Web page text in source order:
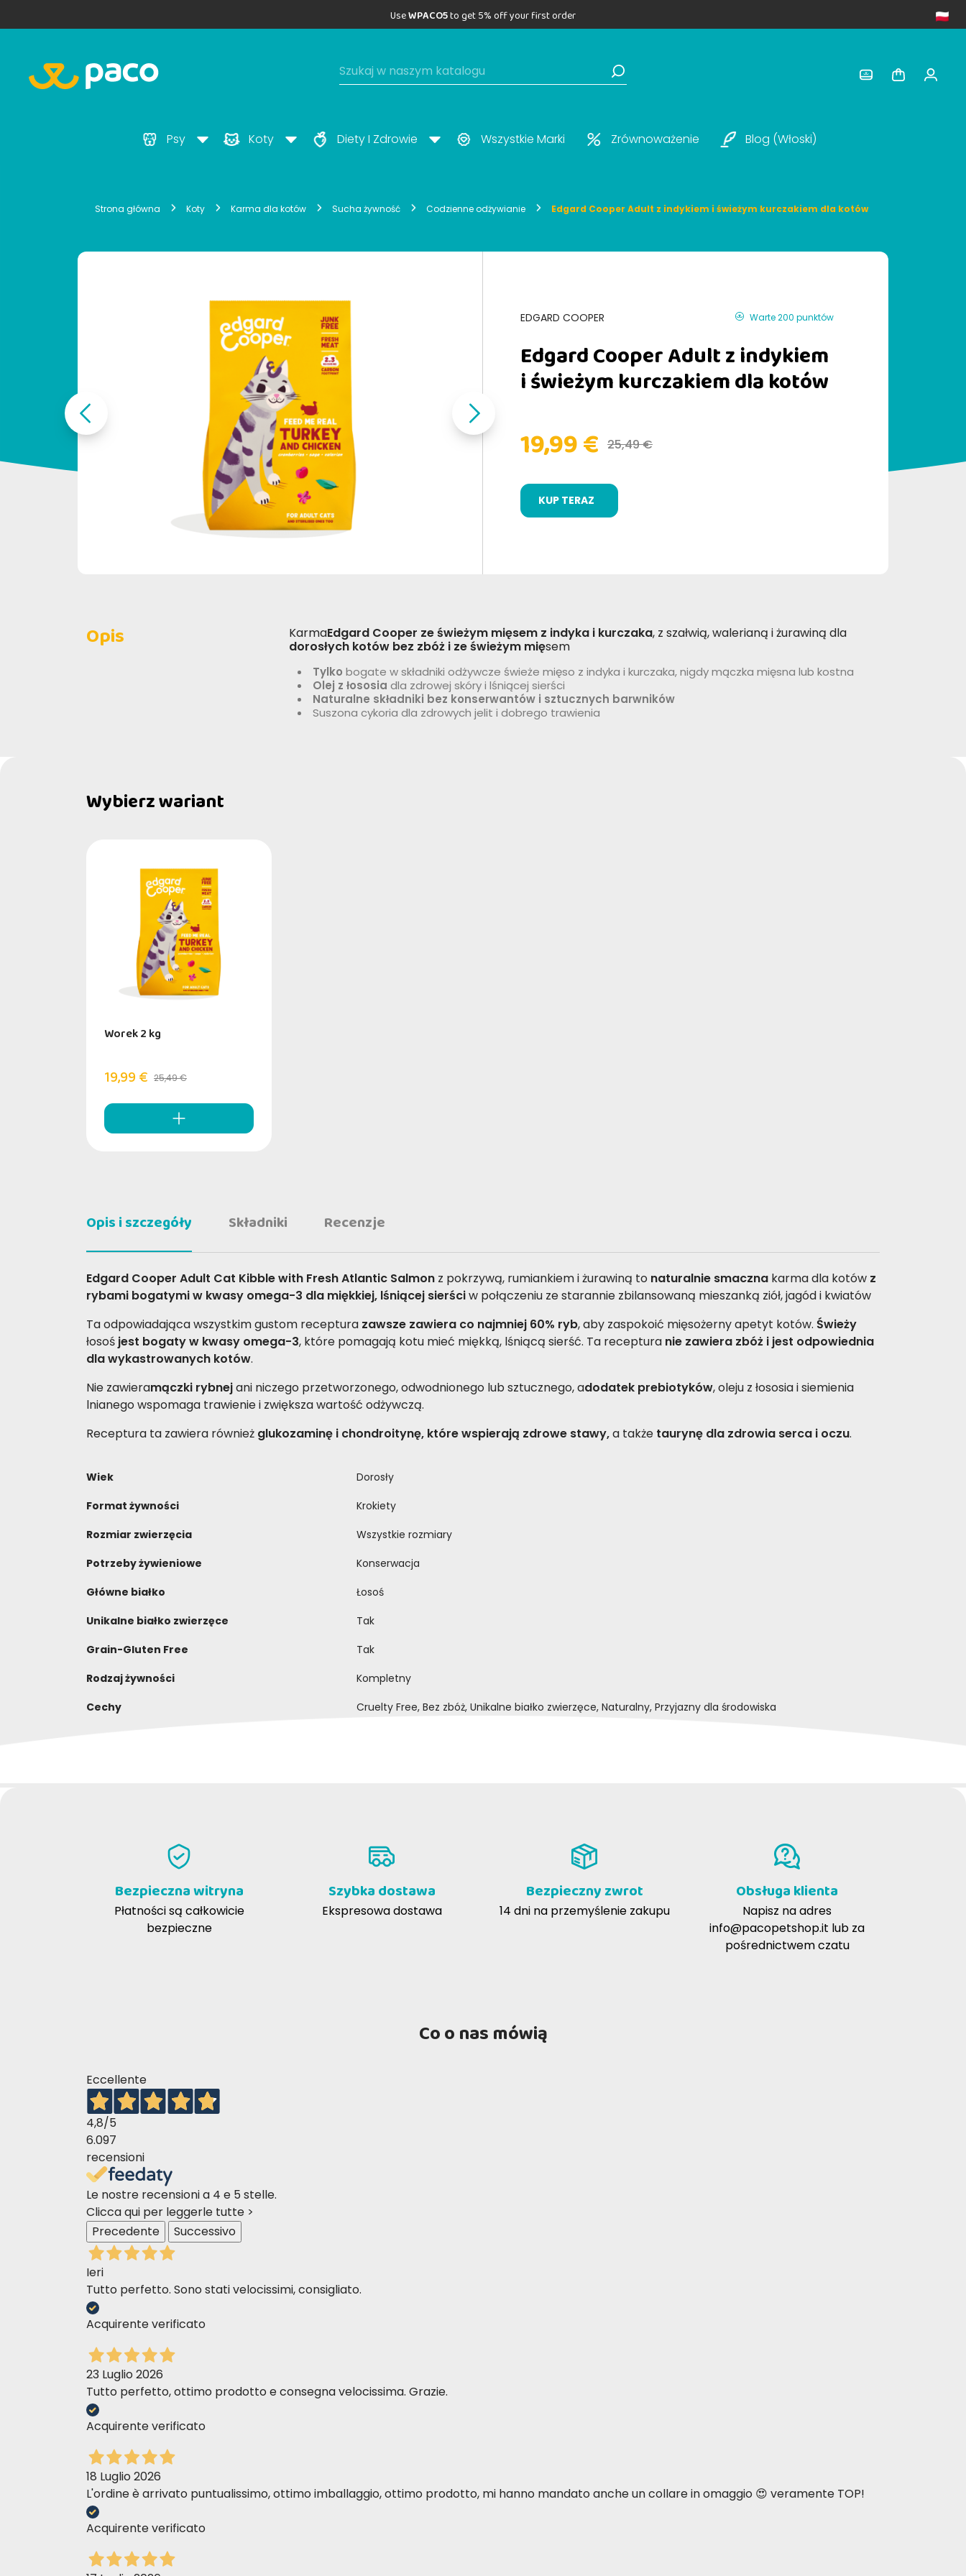
UseWPACO5to get 5% off your first order
Psy Koty Diety I Zdrowie Wszystkie Marki Zrównoważenie Blog (włoski)
Strona główna Koty Karma dla kotów Sucha żywność Codzienne odżywianie Edgard Cooper Adult z indykiem i świeżym kurczakiem dla kotów
EDGARD COOPER Warte 200 punktów
Edgard Cooper Adult z indykiem
i świeżym kurczakiem dla kotów
19,99 € 25,49 €
KUP TERAZ
Opis KarmaEdgard Cooper ze świeżym mięsem z indyka i kurczaka, z szałwią, walerianą i żurawiną dla
dorosłych kotów bez zbóż i ze świeżym mięsem
Tylko bogate w składniki odżywcze świeże mięso z indyka i kurczaka, nigdy mączka mięsna lub kostna
Olej z łososia dla zdrowej skóry i lśniącej sierści
Naturalne składniki bez konserwantów i sztucznych barwników
Suszona cykoria dla zdrowych jelit i dobrego trawienia
Wybierz wariant
Worek 2 kg
19,99 € 25,49 €
Opis i szczegóły Składniki Recenzje
Edgard Cooper Adult Cat Kibble with Fresh Atlantic Salmon z pokrzywą, rumiankiem i żurawiną to naturalnie smaczna karma dla kotów z
rybami bogatymi w kwasy omega-3 dla miękkiej, lśniącej sierściw połączeniu ze starannie zbilansowaną mieszanką ziół, jagód i kwiatów
Ta odpowiadająca wszystkim gustom receptura zawsze zawiera co najmniej 60% ryb, aby zaspokoić mięsożerny apetyt kotów. Świeży
łosoś jest bogaty w kwasy omega-3, które pomagają kotu mieć miękką, lśniącą sierść. Ta receptura nie zawiera zbóż i jest odpowiednia
dla wykastrowanych kotów.
Nie zawieramączki rybnejani niczego przetworzonego, odwodnionego lub sztucznego, adodatek prebiotyków, oleju z łososia i siemienia
lnianego wspomaga trawienie i zwiększa wartość odżywczą.
Receptura ta zawiera również glukozaminę i chondroitynę, które wspierają zdrowe stawy,a także taurynę dla zdrowia serca i oczu.
Wiek
Dorosły
Format żywności
Krokiety
Rozmiar zwierzęcia
Wszystkie rozmiary
Potrzeby żywieniowe
Konserwacja
Główne białko
Łosoś
Unikalne białko zwierzęce
Tak
Grain-Gluten Free
Tak
Rodzaj żywności
Kompletny
Cechy
Cruelty Free, Bez zbóż, Unikalne białko zwierzęce, Naturalny, Przyjazny dla środowiska
Bezpieczna witryna
Płatności są całkowicie
bezpieczne
Szybka dostawa
Ekspresowa dostawa
Bezpieczny zwrot
14 dni na przemyślenie zakupu
Obsługa klienta
Napisz na adres
info@pacopetshop.it lub za
pośrednictwem czatu
Co o nas mówią
Eccellente
4,8/5
6.097
recensioni
Le nostre recensioni a 4 e 5 stelle.
Clicca qui per leggerle tutte >
Precedente
Successivo
Ieri
Tutto perfetto. Sono stati velocissimi, consigliato.
Acquirente verificato
23 Luglio 2026
Tutto perfetto, ottimo prodotto e consegna velocissima. Grazie.
Acquirente verificato
18 Luglio 2026
L'ordine è arrivato puntualissimo, ottimo imballaggio, ottimo prodotto, mi hanno mandato anche un collare in omaggio 😍 veramente TOP!
Acquirente verificato